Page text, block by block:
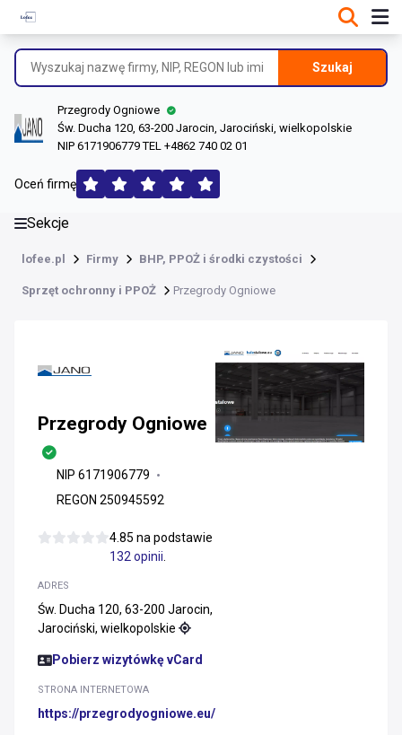
Szukaj
Przegrody Ogniowe
Św. Ducha 120, 63-200 Jarocin, Jarociński, wielkopolskie
NIP 6171906779 TEL +4862 740 02 01
Oceń firmę
Sekcje
lofee.pl Firmy BHP, PPOŻ i środki czystości
Sprzęt ochronny i PPOŻ Przegrody Ogniowe
Informacje o firmie
Dane rejestrowe
Lokalizacje
Opinie (132)
Przegrody Ogniowe
NIP 6171906779
REGON 250945592
4.85 na podstawie
132 opinii
ADRES
Św. Ducha 120, 63-200 Jarocin,
Jarociński, wielkopolskie
Pobierz wizytówkę vCard
STRONA INTERNETOWA
https://przegrodyogniowe.eu/